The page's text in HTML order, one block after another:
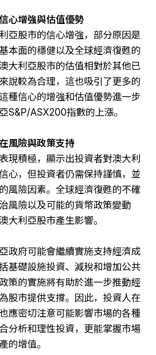
心增強與估值優勢
亞股市的信心增強，部分原因是
本面的穩健以及全球經濟復甦的
大利亞股市的估值相對於其他已
說較為合理，這也吸引了更多的
種信心的增強和估值優勢進一步
S&P/ASX200指數的上漲。
風險與政策支持
現積極，顯示出投資者對澳大利
心，但投資者仍需保持謹慎，並
風險因素。全球經濟復甦的不確
風險以及可能的貨幣政策變動
大利亞股市產生影響。
政府可能會繼續實施支持經濟成
基礎設施投資、減稅和增加公共
策的實施將有助於進一步推動經
股市提供支撐。因此，投資人在
應密切注意可能影響市場的各種
分析和理性投資，更能掌握市場
的增值。